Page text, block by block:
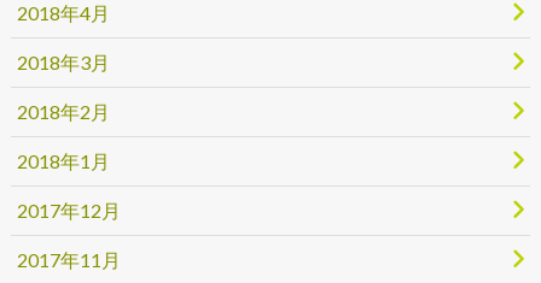
2018年4月
2018年3月
2018年2月
2018年1月
2017年12月
2017年11月